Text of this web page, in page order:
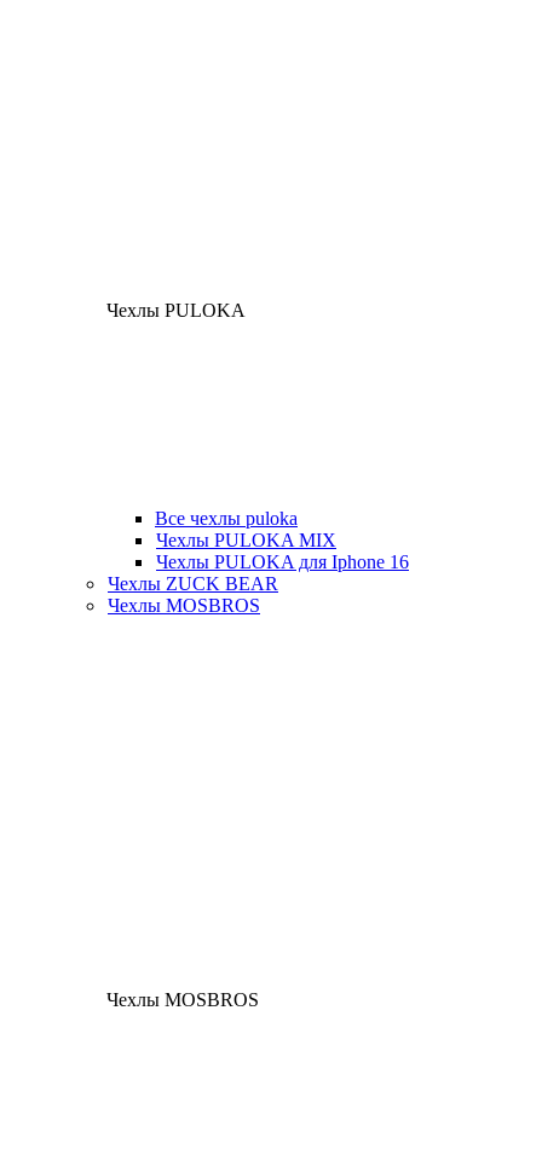
Чехлы PULOKA
Все чехлы puloka
Чехлы PULOKA MIX
Чехлы PULOKA для Iphone 16
Чехлы ZUCK BEAR
Чехлы MOSBROS
Чехлы MOSBROS